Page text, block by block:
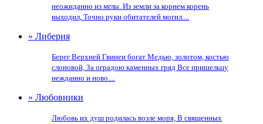
неожиданно из мглы. Из земли за корнем корень
выходил, Точно руки обитателей могил....
» Либерия
Берег Верхней Гвинеи богат Медью, золотом, костью
слоновой, За оградою каменных гряд Все пришельцу
нежданно и ново....
» Любовники
Любовь их душ родилась возле моря, В священных